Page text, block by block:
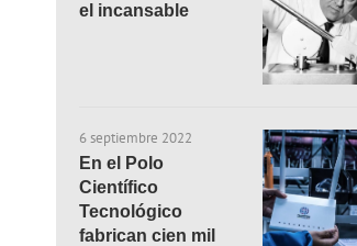
el incansable
6 septiembre 2022
En el Polo
Científico
Tecnológico
fabrican cien mil